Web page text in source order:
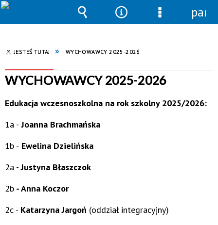
JESTEŚ TUTAJ WYCHOWAWCY 2025-2026
WYCHOWAWCY 2025-2026
Edukacja wczesnoszkolna na rok szkolny 2025/2026:
1a - Joanna Brachmańska
1b - Ewelina Dzielińska
2a -Justyna Błaszczok
2b -Anna Koczor
2c - Katarzyna Jargoń (oddział integracyjny)
Wyszukiwarka
NarzędziaMenu